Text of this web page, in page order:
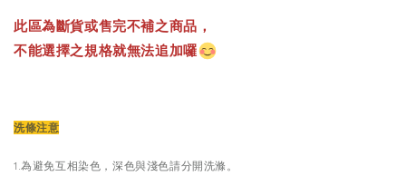
此區為斷貨或售完不補之商品，
不能選擇之規格就無法追加囉
洗條注意
1.為避免互相染色，深色與淺色請分開洗滌。